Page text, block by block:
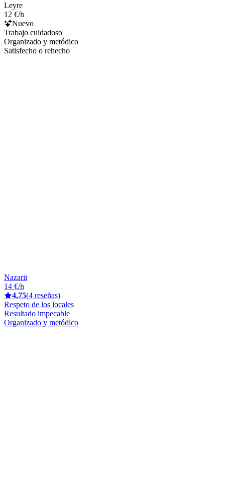
Leyre
12 €/h
Nuevo
Trabajo cuidadoso
Organizado y metódico
Satisfecho o rehecho
Nazarii
14 €/h
4,75(4 reseñas)
Respeto de los locales
Resultado impecable
Organizado y metódico